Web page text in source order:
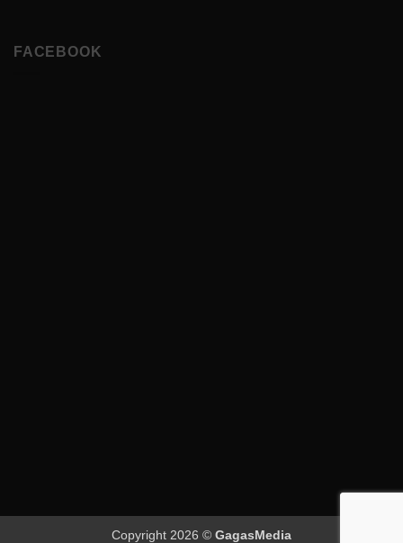
FACEBOOK
Copyright 2026 © GagasMedia